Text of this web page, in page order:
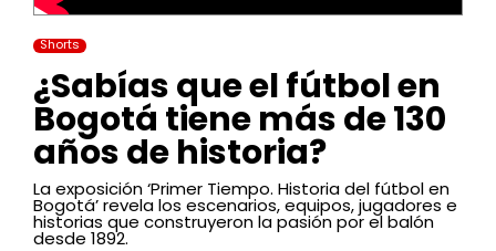
Shorts
¿Sabías que el fútbol en
Bogotá tiene más de 130
años de historia?
La exposición ‘Primer Tiempo. Historia del fútbol en
Bogotá’ revela los escenarios, equipos, jugadores e
historias que construyeron la pasión por el balón
desde 1892.